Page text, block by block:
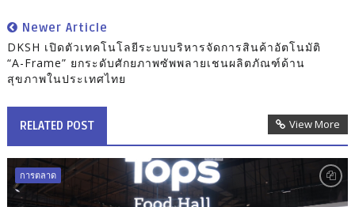
Newer Article
DKSH เปิดตัวเทคโนโลยีระบบบริหารจัดการสินค้าอัตโนมัติ
“A-Frame” ยกระดับศักยภาพซัพพลายเชนผลิตภัณฑ์ด้าน
สุขภาพในประเทศไทย
RELATED POST View More
การตลาด